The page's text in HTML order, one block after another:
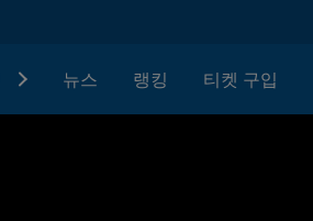
뉴스 랭킹 티켓 구입